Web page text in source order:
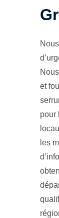
et
pour
les